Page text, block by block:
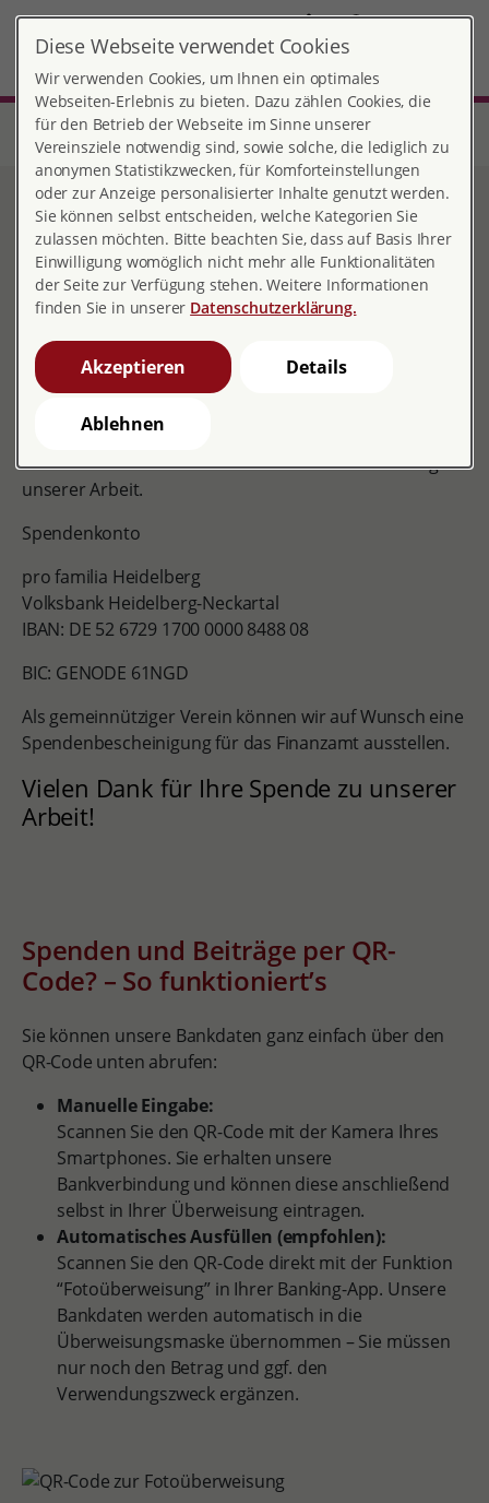
DE
Start Baden-Württemberg
Beratungsstelle Heidelberg
Mitgliedschaft & Spenden
Spenden
Spenden an profamilia
Heidelberg e.V.
Trotz Zuschüssen von Land, Kommune und Kreis ist
pro familia Heidelberg auf Spenden und andere
Einnahmen angewiesen. Viele Projekte und
Ausführungen unserer Arbeit sind so erst möglich.
Daher freuen wir uns über Ihren finanziellen Beitrag zu
unserer Arbeit.
Spendenkonto
pro familia Heidelberg
Volksbank Heidelberg-Neckartal
IBAN: DE 52 6729 1700 0000 8488 08
BIC: GENODE 61NGD
Als gemeinnütziger Verein können wir auf Wunsch eine
Spendenbescheinigung für das Finanzamt ausstellen.
Vielen Dank für Ihre Spende zu unserer
Arbeit!
Spenden und Beiträge per QR-
Code? – So funktioniert’s
Sie können unsere Bankdaten ganz einfach über den
QR-Code unten abrufen:
Manuelle Eingabe:
Scannen Sie den QR-Code mit der Kamera Ihres
Smartphones. Sie erhalten unsere
Bankverbindung und können diese anschließend
selbst in Ihrer Überweisung eintragen.
Automatisches Ausfüllen (empfohlen):
Scannen Sie den QR-Code direkt mit der Funktion
“Fotoüberweisung” in Ihrer Banking-App. Unsere
Bankdaten werden automatisch in die
Überweisungsmaske übernommen – Sie müssen
nur noch den Betrag und ggf. den
Verwendungszweck ergänzen.
Diese Webseite verwendet Cookies
Wir verwenden Cookies, um Ihnen ein optimales
Webseiten-Erlebnis zu bieten. Dazu zählen Cookies, die
für den Betrieb der Webseite im Sinne unserer
Vereinsziele notwendig sind, sowie solche, die lediglich zu
anonymen Statistikzwecken, für Komforteinstellungen
oder zur Anzeige personalisierter Inhalte genutzt werden.
Sie können selbst entscheiden, welche Kategorien Sie
zulassen möchten. Bitte beachten Sie, dass auf Basis Ihrer
Einwilligung womöglich nicht mehr alle Funktionalitäten
der Seite zur Verfügung stehen. Weitere Informationen
finden Sie in unserer Datenschutzerklärung.
Akzeptieren Details
Ablehnen